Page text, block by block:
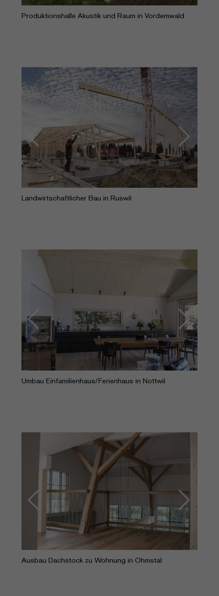
Produktionshalle Akustik und Raum in Vordemwald
Landwirtschaftlicher Bau in Ruswil
Previous Next
Umbau Einfamilienhaus/Ferienhaus in Nottwil
Previous
Ausbau Dachstock zu Wohnung in Ohmstal